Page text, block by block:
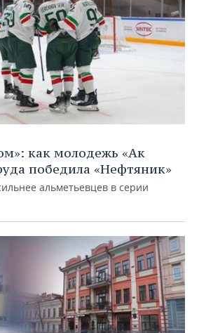
как молодежь «Ак
победила «Нефтяник»
альметьевцев в серии